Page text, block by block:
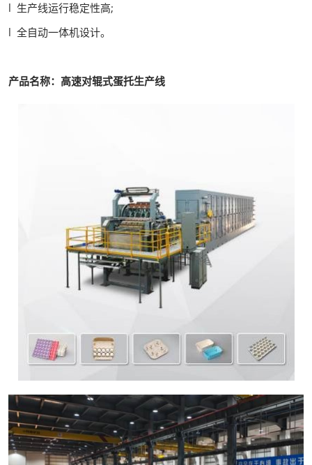
l 生产线运行稳定性高;
l 全自动一体机设计。
产品名称：高速对辊式蛋托生产线